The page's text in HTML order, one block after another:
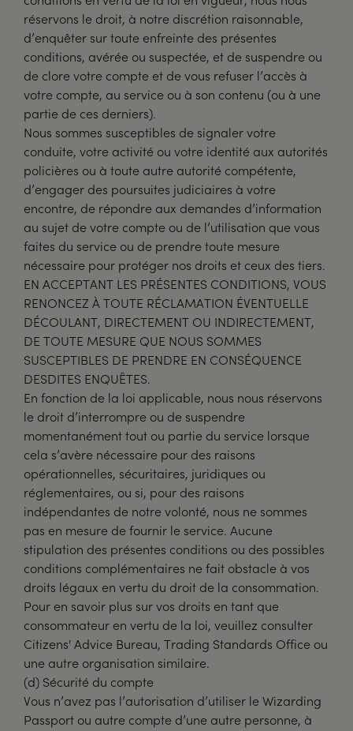
réservons le droit, à notre discrétion raisonnable,
d’enquêter sur toute enfreinte des présentes
conditions, avérée ou suspectée, et de suspendre ou
de clore votre compte et de vous refuser l’accès à
votre compte, au service ou à son contenu (ou à une
partie de ces derniers).
Nous sommes susceptibles de signaler votre
conduite, votre activité ou votre identité aux autorités
policières ou à toute autre autorité compétente,
d’engager des poursuites judiciaires à votre
encontre, de répondre aux demandes d’information
au sujet de votre compte ou de l’utilisation que vous
faites du service ou de prendre toute mesure
nécessaire pour protéger nos droits et ceux des tiers.
EN ACCEPTANT LES PRÉSENTES CONDITIONS, VOUS
RENONCEZ À TOUTE RÉCLAMATION ÉVENTUELLE
DÉCOULANT, DIRECTEMENT OU INDIRECTEMENT,
DE TOUTE MESURE QUE NOUS SOMMES
SUSCEPTIBLES DE PRENDRE EN CONSÉQUENCE
DESDITES ENQUÊTES.
En fonction de la loi applicable, nous nous réservons
le droit d’interrompre ou de suspendre
momentanément tout ou partie du service lorsque
cela s’avère nécessaire pour des raisons
opérationnelles, sécuritaires, juridiques ou
réglementaires, ou si, pour des raisons
indépendantes de notre volonté, nous ne sommes
pas en mesure de fournir le service. Aucune
stipulation des présentes conditions ou des possibles
conditions complémentaires ne fait obstacle à vos
droits légaux en vertu du droit de la consommation.
Pour en savoir plus sur vos droits en tant que
consommateur en vertu de la loi, veuillez consulter
Citizens' Advice Bureau, Trading Standards Office ou
une autre organisation similaire.
(d) Sécurité du compte
Vous n’avez pas l’autorisation d’utiliser le Wizarding
Passport ou autre compte d’une autre personne, à